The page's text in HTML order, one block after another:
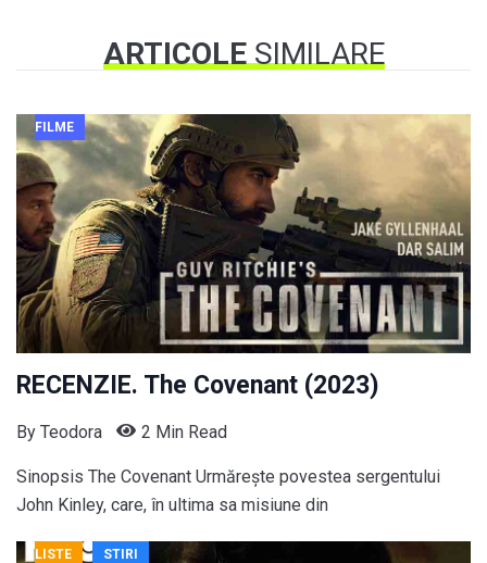
ARTICOLESIMILARE
FILME
RECENZIE. The Covenant (2023)
By Teodora 2 Min Read
Sinopsis The Covenant Urmărește povestea sergentului
John Kinley, care, în ultima sa misiune din
LISTE STIRI